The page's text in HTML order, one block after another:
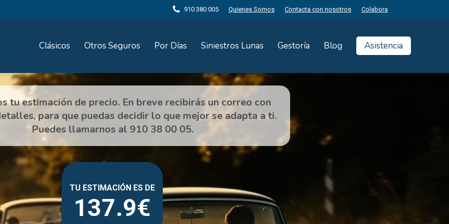
910 380 005 Quienes Somos Contacta con nosotros Colabora
Clásicos Otros Seguros Por Días Siniestros Lunas Gestoría Blog Asistencia
137.9